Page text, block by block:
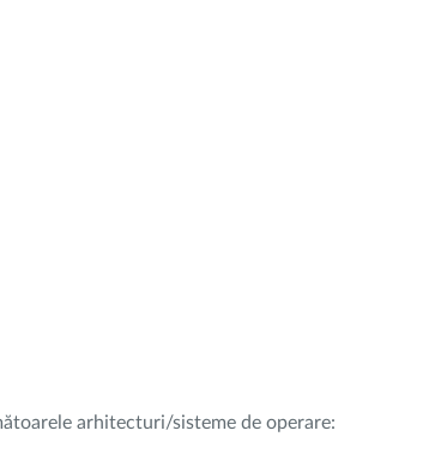
arhitecturi/sisteme de operare: